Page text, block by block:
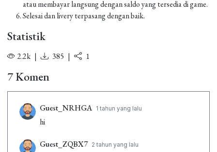
atau membayar langsung dengan saldo yang tersedia di game.
Selesai dan livery terpasang dengan baik.
Statistik
2.2k | 385 | 1
7 Komen
Guest_NRHGA 1 tahun yang lalu
hi
Guest_ZQBX7 2 tahun yang lalu